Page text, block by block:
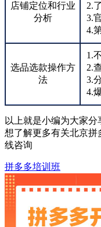
店铺定位和行业
分析
2.
3.
4.
选品选款操作方
法
1.
2.
3.
4.
以上就是小编为大家
想了解更多有关北京拼
线咨询
拼多多培训班